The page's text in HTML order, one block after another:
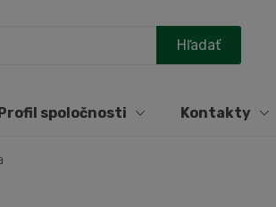
Profil spoločnosti Kontakty